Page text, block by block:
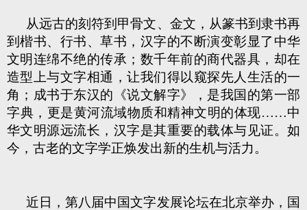
从远古的刻符到甲骨文、金文，从篆书到隶书再
到楷书、行书、草书，汉字的不断演变彰显了中华
文明连绵不绝的传承；数千年前的商代器具，却在
造型上与文字相通，让我们得以窥探先人生活的一
角；成书于东汉的《说文解字》，是我国的第一部
字典，更是黄河流域物质和精神文明的体现……中
华文明源远流长，汉字是其重要的载体与见证。如
今，古老的文字学正焕发出新的生机与活力。
近日，第八届中国文字发展论坛在北京举办，国